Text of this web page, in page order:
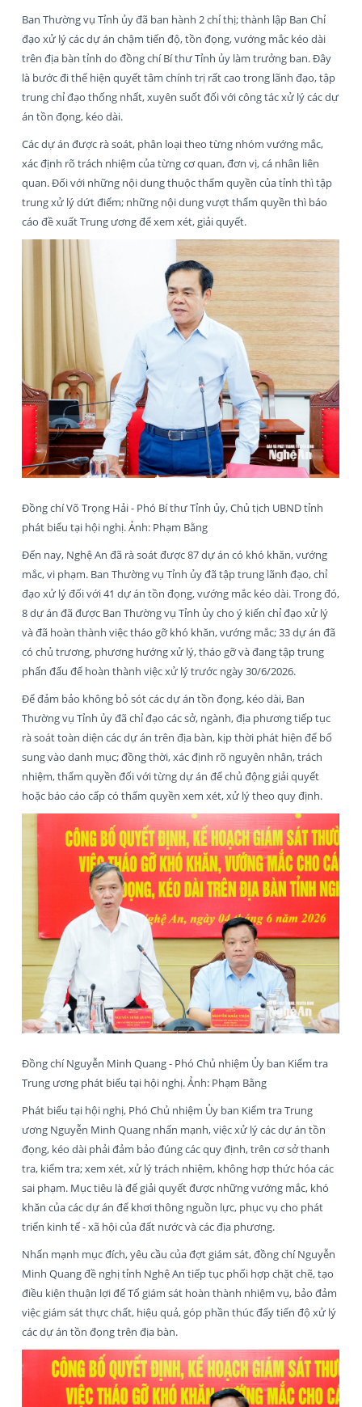
Ban Thường vụ Tỉnh ủy đã ban hành 2 chỉ thị; thành lập Ban Chỉ
đạo xử lý các dự án chậm tiến độ, tồn đọng, vướng mắc kéo dài
trên địa bàn tỉnh do đồng chí Bí thư Tỉnh ủy làm trưởng ban. Đây
là bước đi thể hiện quyết tâm chính trị rất cao trong lãnh đạo, tập
trung chỉ đạo thống nhất, xuyên suốt đối với công tác xử lý các dự
án tồn đọng, kéo dài.
Các dự án được rà soát, phân loại theo từng nhóm vướng mắc,
xác định rõ trách nhiệm của từng cơ quan, đơn vị, cá nhân liên
quan. Đối với những nội dung thuộc thẩm quyền của tỉnh thì tập
trung xử lý dứt điểm; những nội dung vượt thẩm quyền thì báo
cáo đề xuất Trung ương để xem xét, giải quyết.
Đồng chí Võ Trọng Hải - Phó Bí thư Tỉnh ủy, Chủ tịch UBND tỉnh
phát biểu tại hội nghị. Ảnh: Phạm Bằng
Đến nay, Nghệ An đã rà soát được 87 dự án có khó khăn, vướng
mắc, vi phạm. Ban Thường vụ Tỉnh ủy đã tập trung lãnh đạo, chỉ
đạo xử lý đối với 41 dự án tồn đọng, vướng mắc kéo dài. Trong đó,
8 dự án đã được Ban Thường vụ Tỉnh ủy cho ý kiến chỉ đạo xử lý
và đã hoàn thành việc tháo gỡ khó khăn, vướng mắc; 33 dự án đã
có chủ trương, phương hướng xử lý, tháo gỡ và đang tập trung
phấn đấu để hoàn thành việc xử lý trước ngày 30/6/2026.
Để đảm bảo không bỏ sót các dự án tồn đọng, kéo dài, Ban
Thường vụ Tỉnh ủy đã chỉ đạo các sở, ngành, địa phương tiếp tục
rà soát toàn diện các dự án trên địa bàn, kịp thời phát hiện để bổ
sung vào danh mục; đồng thời, xác định rõ nguyên nhân, trách
nhiệm, thẩm quyền đối với từng dự án để chủ động giải quyết
hoặc báo cáo cấp có thẩm quyền xem xét, xử lý theo quy định.
Đồng chí Nguyễn Minh Quang - Phó Chủ nhiệm Ủy ban Kiểm tra
Trung ương phát biểu tại hội nghị. Ảnh: Phạm Bằng
Phát biểu tại hội nghị, Phó Chủ nhiệm Ủy ban Kiểm tra Trung
ương Nguyễn Minh Quang nhấn mạnh, việc xử lý các dự án tồn
đọng, kéo dài phải đảm bảo đúng các quy định, trên cơ sở thanh
tra, kiểm tra; xem xét, xử lý trách nhiệm, không hợp thức hóa các
sai phạm. Mục tiêu là để giải quyết được những vướng mắc, khó
khăn của các dự án để khơi thông nguồn lực, phục vụ cho phát
triển kinh tế - xã hội của đất nước và các địa phương.
Nhấn mạnh mục đích, yêu cầu của đợt giám sát, đồng chí Nguyễn
Minh Quang đề nghị tỉnh Nghệ An tiếp tục phối hợp chặt chẽ, tạo
điều kiện thuận lợi để Tổ giám sát hoàn thành nhiệm vụ, bảo đảm
việc giám sát thực chất, hiệu quả, góp phần thúc đẩy tiến độ xử lý
các dự án tồn đọng trên địa bàn.